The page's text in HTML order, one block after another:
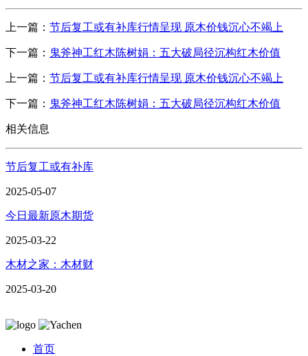
上一篇： 节后复工或有补库行情呈现 原木价钱沉心不竭上
下一篇： 鬼斧神工红木陈树娟：五大破局径沉构红木价值
上一篇： 节后复工或有补库行情呈现 原木价钱沉心不竭上
下一篇： 鬼斧神工红木陈树娟：五大破局径沉构红木价值
相关信息
节后复工或有补库
2025-05-07
今日最新原木期货
2025-03-22
木材之家：木材财
2025-03-20
首页